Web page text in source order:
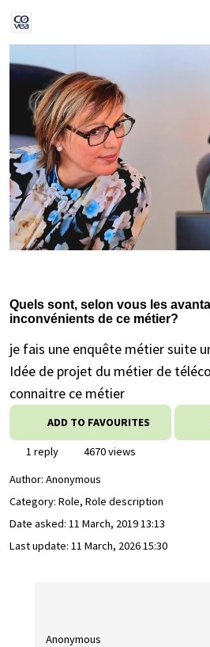
Quels sont, selon vous les
inconvénients de ce métier?
je fais une enquête métier suite
Idée de projet du métier de
connaitre ce métier
ADD TO FAVOURITES
1 reply
4670 views
Author: Anonymous
Category: Role, Role description
Date asked: 11 March, 2019 13:13
Last update: 11 March, 2026 15:30
Anonymous